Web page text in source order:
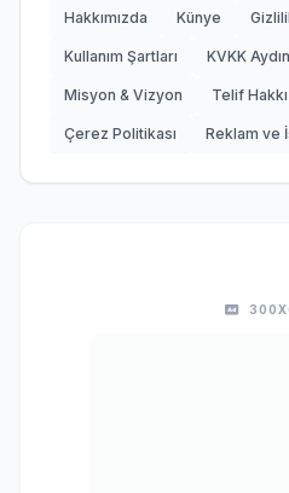
Hakkımızda Künye
Kullanım Şartları KVKK
Misyon & Vizyon Telif
Çerez Politikası Reklam ve